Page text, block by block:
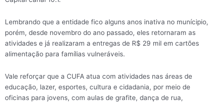
Lembrando que a entidade fico alguns anos inativa no munícipio,
porém, desde novembro do ano passado, eles retornaram as
atividades e já realizaram a entregas de R$ 29 mil em cartões
alimentação para famílias vulneráveis.
Vale reforçar que a CUFA atua com atividades nas áreas de
educação, lazer, esportes, cultura e cidadania, por meio de
oficinas para jovens, com aulas de grafite, dança de rua,